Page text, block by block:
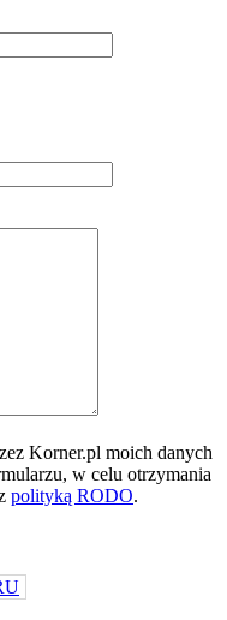
Korner.pl moich danych
w celu otrzymania
polityką RODO.